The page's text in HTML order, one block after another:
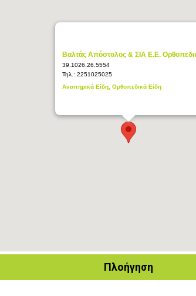
Βαλτάς Απόστολος & ΣΙΑ Ε.Ε.
39.1026,26.5554
Τηλ.: 2251025025
Αναπηρικά Είδη, Ορθοπεδικά Είδη
Πλοήγηση